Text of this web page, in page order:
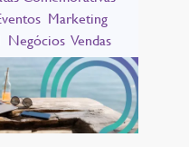
Marketing
Negócios Vendas